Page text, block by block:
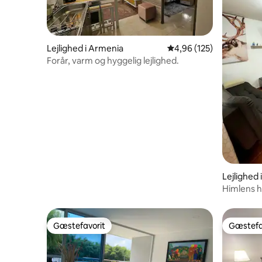
Lejlighed i Armenia 4,96 ud af 5 i
4,96 (125)
Forår, varm og hyggelig lejlighed.
Lejlighed
Himlens
Gæstefavorit
Gæstefavorit